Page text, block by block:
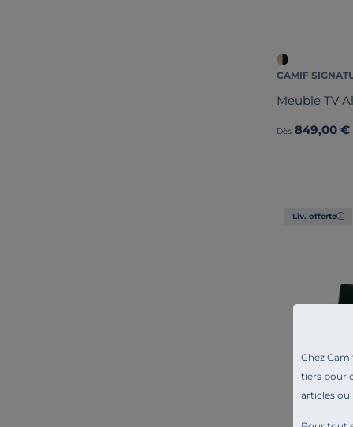
Chez
tiers pour
articles ou
CAMIF
Meuble TV
Dès 849,00 €
Liv. offerte